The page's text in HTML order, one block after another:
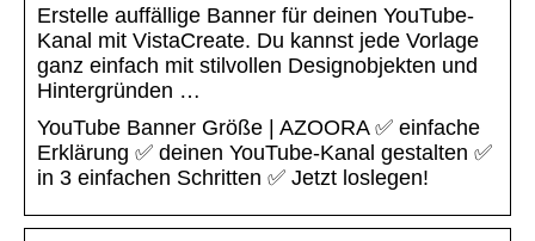
Erstelle auffällige Banner für deinen YouTube-
Kanal mit VistaCreate. Du kannst jede Vorlage
ganz einfach mit stilvollen Designobjekten und
Hintergründen …
YouTube Banner Größe | AZOORA ✅ einfache
Erklärung ✅ deinen YouTube-Kanal gestalten ✅
in 3 einfachen Schritten ✅ Jetzt loslegen!